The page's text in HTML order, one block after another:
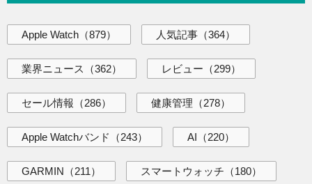
Apple Watch （879） 人気記事 （364）
業界ニュース （362） レビュー （299）
セール情報 （286） 健康管理 （278）
Apple Watchバンド （243） AI （220）
GARMIN （211） スマートウォッチ （180）